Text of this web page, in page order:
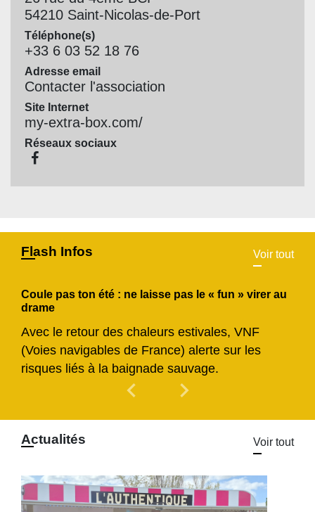
54210 Saint-Nicolas-de-Port
Téléphone(s)
+33 6 03 52 18 76
Adresse email
Contacter l'association
Site Internet
my-extra-box.com/
Réseaux sociaux
Flash Infos Voir tout
Coule pas ton été : ne laisse pas le « fun » virer au
drame
Avec le retour des chaleurs estivales, VNF
(Voies navigables de France) alerte sur les
risques liés à la baignade sauvage.
chevron_left Previous
chevron_right
Actualités Voir tout